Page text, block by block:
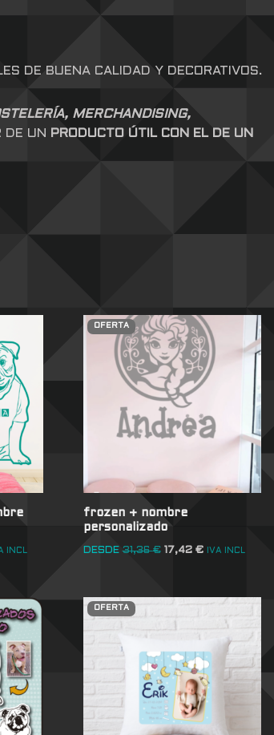
DE BUENA CALIDAD Y DECORATIVOS.
MERCHANDISING,
DE UN
PRODUCTO ÚTIL CON EL DE UN
INCL
OFERTA
frozen + nombre
personalizado
DESDE 31,36€ 17,42 € IVA INCL
OFERTA